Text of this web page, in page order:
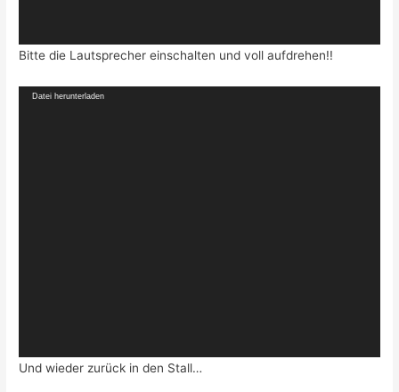
Bitte die Lautsprecher einschalten und voll aufdrehen!!
Video-
Datei herunterladen
Und wieder zurück in den Stall…